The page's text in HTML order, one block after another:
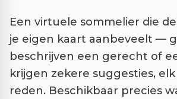
Een virtuele sommelier die
je eigen kaart aanbeveelt —
beschrijven een gerecht of
krijgen zekere suggesties,
reden. Beschikbaar precies